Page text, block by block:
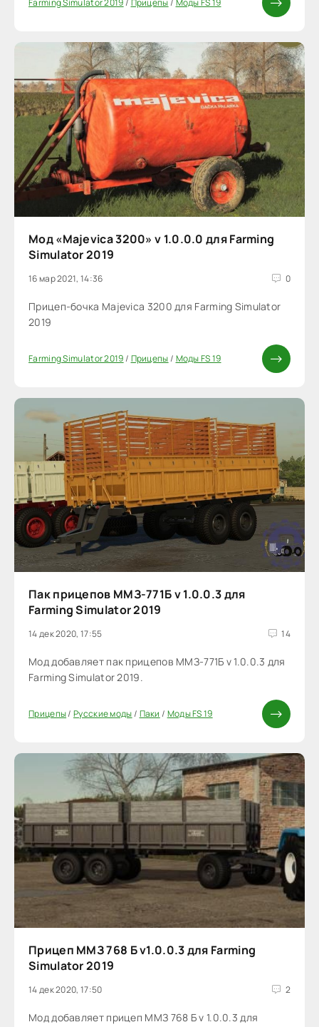
Мод «Majevica 3200» v 1.0.0.0 для Farming
Simulator 2019
16 мар 2021, 14:36 0
Прицеп-бочка Majevica 3200 для Farming Simulator
2019
Farming Simulator 2019/ Прицепы/ Моды FS 19
Пак прицепов ММЗ-771Б v 1.0.0.3 для
Farming Simulator 2019
14 дек 2020, 17:55 14
Мод добавляет пак прицепов ММЗ-771Б v 1.0.0.3 для
Farming Simulator 2019.
Прицепы/Русские моды/ Паки / Моды FS 19
Прицеп ММЗ 768 Б v1.0.0.3 для Farming
Simulator 2019
14 дек 2020, 17:50 2
Мод добавляет прицеп ММЗ 768 Б v 1.0.0.3 для